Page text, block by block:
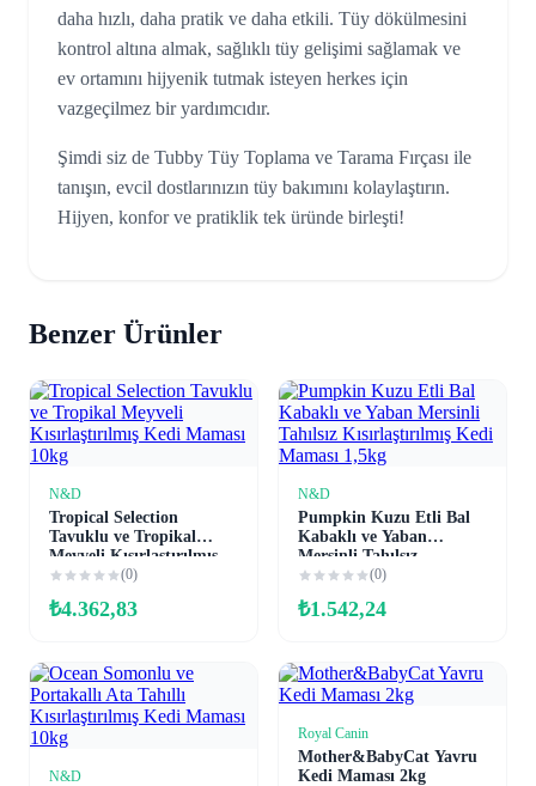
daha hızlı, daha pratik ve daha etkili. Tüy dökülmesini
kontrol altına almak, sağlıklı tüy gelişimi sağlamak ve
ev ortamını hijyenik tutmak isteyen herkes için
vazgeçilmez bir yardımcıdır.
Şimdi siz de Tubby Tüy Toplama ve Tarama Fırçası ile
tanışın, evcil dostlarınızın tüy bakımını kolaylaştırın.
Hijyen, konfor ve pratiklik tek üründe birleşti!
Benzer Ürünler
N&D
Tropical Selection
Tavuklu ve Tropikal
Meyveli Kısırlaştırılmış
Kedi Maması 10kg
(0)
₺4.362,83
N&D
Pumpkin Kuzu Etli Bal
Kabaklı ve Yaban
Mersinli Tahılsız
Kısırlaştırılmış Kedi
(0)
₺1.542,24
N&D
Sepete Ekle
Royal Canin
Mother&BabyCat Yavru
Kedi Maması 2kg